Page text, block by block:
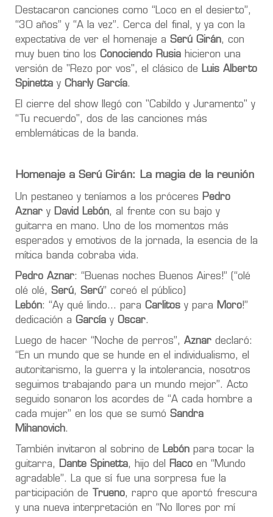
Destacaron canciones como “Loco en el desierto”,
“30 años” y “A la vez”. Cerca del final, y ya con la
expectativa de ver el homenaje a Serú Girán, con
muy buen tino los Conociendo Rusia hicieron una
versión de "Rezo por vos", el clásico de Luis Alberto
Spinetta y Charly García.
El cierre del show llegó con "Cabildo y Juramento" y
“Tu recuerdo", dos de las canciones más
emblemáticas de la banda.
Homenaje a Serú Girán: La magia de la reunión
Un pestaneo y teníamos a los próceres Pedro
Aznar y David Lebón, al frente con su bajo y
guitarra en mano. Uno de los momentos más
esperados y emotivos de la jornada, la esencia de la
mítica banda cobraba vida.
Pedro Aznar: “Buenas noches Buenos Aires!” (“olé
olé olé, Serú, Serú” coreó el público)
Lebón: “Ay qué lindo… para Carlitos y para Moro!”
dedicación a García y Oscar.
Luego de hacer “Noche de perros”, Aznar declaró:
“En un mundo que se hunde en el individualismo, el
autoritarismo, la guerra y la intolerancia, nosotros
seguimos trabajando para un mundo mejor”. Acto
seguido sonaron los acordes de “A cada hombre a
cada mujer” en los que se sumó Sandra
Mihanovich.
También invitaron al sobrino de Lebón para tocar la
guitarra,
Dante Spinetta, hijo del Flaco en “Mundo
agradable”. La que sí fue una sorpresa fue la
participación de
Trueno, rapro que aportó frescura
y una nueva interpretación en “No llores por mí